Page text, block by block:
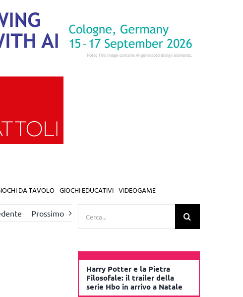
DA TAVOLO GIOCHI EDUCATIVI VIDEOGAME
Prossimo
Harry Potter e la Pietra
Filosofale: il trailer della
serie Hbo in arrivo a Natale